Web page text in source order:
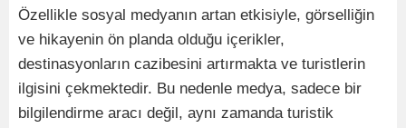
Özellikle sosyal medyanın artan etkisiyle, görselliğin
ve hikayenin ön planda olduğu içerikler,
destinasyonların cazibesini artırmakta ve turistlerin
ilgisini çekmektedir. Bu nedenle medya, sadece bir
bilgilendirme aracı değil, aynı zamanda turistik